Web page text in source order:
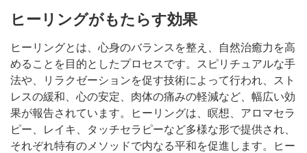
ヒーリングがもたらす効果
ヒーリングとは、心身のバランスを整え、自然治癒力を高
めることを目的としたプロセスです。スピリチュアルな手
法や、リラクゼーションを促す技術によって行われ、スト
レスの緩和、心の安定、肉体の痛みの軽減など、幅広い効
果が報告されています。ヒーリングは、瞑想、アロマセラ
ピー、レイキ、タッチセラピーなど多様な形で提供され、
それぞれ特有のメソッドで内なる平和を促進します。ヒー